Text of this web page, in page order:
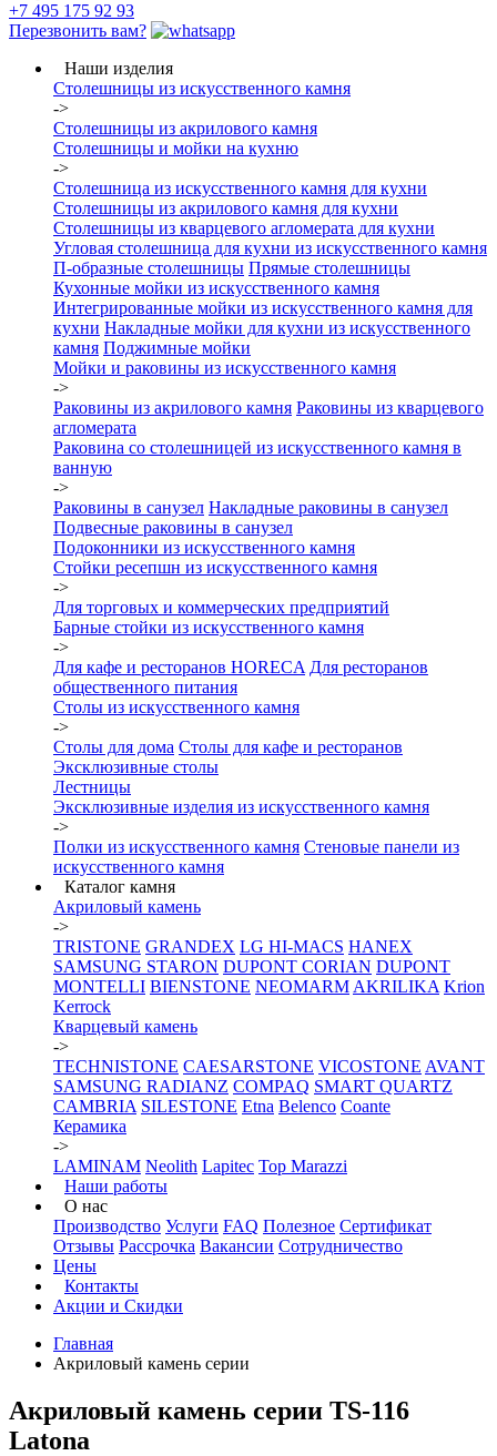
+7 495 175 92 93
Перезвонить вам?
Наши изделия
Столешницы из искусcтвенного камня
->
Столешницы из акрилового камня
Столешницы и мойки на кухню
->
Столешница из искусственного камня для кухни
Столешницы из акрилового камня для кухни
Столешницы из кварцевого агломерата для кухни
Угловая столешница для кухни из искусственного камня
П-образные столешницы Прямые столешницы
Кухонные мойки из искусственного камня
Интегрированные мойки из искусственного камня для
кухни Накладные мойки для кухни из искусственного
камня Поджимные мойки
Мойки и раковины из искусственного камня
->
Раковины из акрилового камня Раковины из кварцевого
агломерата
Раковина со столешницей из искусственного камня в
ванную
->
Раковины в санузел Накладные раковины в санузел
Подвесные раковины в санузел
Подоконники из искусственного камня
Стойки ресепшн из искусственного камня
->
Для торговых и коммерческих предприятий
Барные стойки из искусственного камня
->
Для кафе и ресторанов HORECA Для ресторанов
общественного питания
Столы из искусственного камня
->
Столы для дома Столы для кафе и ресторанов
Эксклюзивные столы
Лестницы
Эксклюзивные изделия из искусственного камня
->
Полки из искусственного камня Стеновые панели из
искусственного камня
Каталог камня
Акриловый камень
->
TRISTONE GRANDEX LG HI-MACS HANEX
SAMSUNG STARON DUPONT CORIAN DUPONT
MONTELLI BIENSTONE NEOMARM AKRILIKA Krion
Kerrock
Кварцевый камень
->
TECHNISTONE CAESARSTONE VICOSTONE AVANT
SAMSUNG RADIANZ COMPAQ SMART QUARTZ
CAMBRIA SILESTONE Etna Belenco Coante
Керамика
->
LAMINAM Neolith Lapitec Top Marazzi
Наши работы
О нас
Производство Услуги FAQ Полезное Сертификат
Отзывы Рассрочка Вакансии Сотрудничество
Цены
Контакты
Акции и Скидки
Главная
Акриловый камень серии
Акриловый камень серии TS-116
Latona